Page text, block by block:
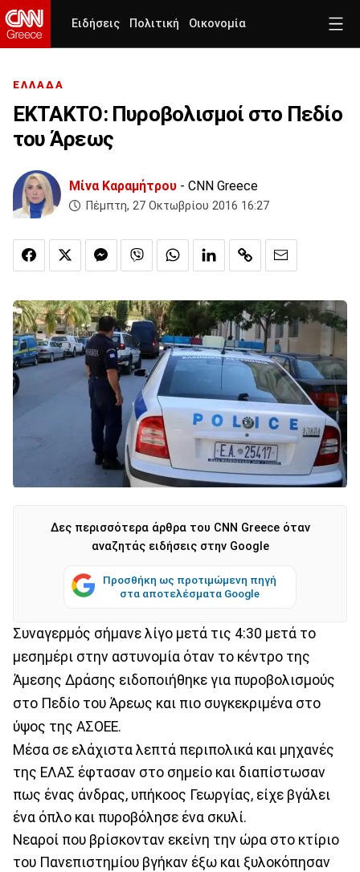
Ειδήσεις Πολιτική Οικονομία
ΕΛΛΑΔΑ
ΕΚΤΑΚΤΟ: Πυροβολισμοί στο Πεδίο
του Άρεως
Μίνα Καραμήτρου - CNN Greece
Πέμπτη, 27 Οκτωβρίου 2016 16:27
Δες περισσότερα άρθρα του CNN Greece όταν
αναζητάς ειδήσεις στην Google
Προσθήκη ως προτιμώμενη πηγή
στα αποτελέσματα Google
Συναγερμός σήμανε λίγο μετά τις 4:30 μετά το
μεσημέρι στην αστυνομία όταν το κέντρο της
Άμεσης Δράσης ειδοποιήθηκε για πυροβολισμούς
στο Πεδίο του Άρεως και πιο συγκεκριμένα στο
ύψος της ΑΣΟΕΕ.
Μέσα σε ελάχιστα λεπτά περιπολικά και μηχανές
της ΕΛΑΣ έφτασαν στο σημείο και διαπίστωσαν
πως ένας άνδρας, υπήκοος Γεωργίας, είχε βγάλει
ένα όπλο και πυροβόλησε ένα σκυλί.
Νεαροί που βρίσκονταν εκείνη την ώρα στο κτίριο
του Πανεπιστημίου βγήκαν έξω και ξυλοκόπησαν